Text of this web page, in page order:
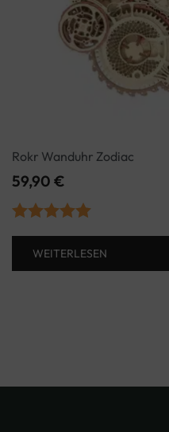
Rokr Wanduhr Zodiac
59,90 €
Bewertet mit
5.00von 5
WEITERLESEN